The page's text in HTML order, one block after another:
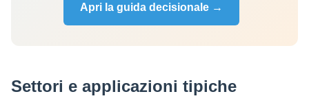
Apri la guida decisionale →
Settori e applicazioni tipiche